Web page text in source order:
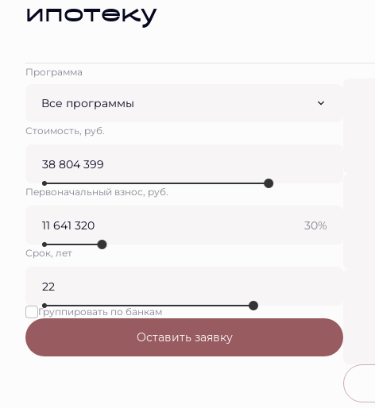
ипотеку
Программа
Все программы
Стоимость, руб.
Первоначальный взнос, руб.
30%
Срок, лет
Группировать по банкам
Оставить заявку